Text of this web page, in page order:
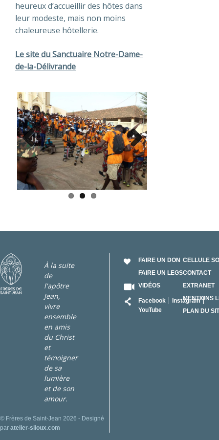
heureux d’accueillir des hôtes dans
leur modeste, mais non moins
chaleureuse hôtellerie.
Le site du Sanctuaire Notre-Dame-
de-la-Délivrande
Previous Next
À la suite
de
l'apôtre
Jean,
vivre
ensemble
en amis
du Christ
et
témoigner
de sa
lumière
et de son
amour.
© Frères de Saint-Jean 2026 - Designé
par atelier-siioux.com
FAIRE UN DON
FAIRE UN LEGS
VIDÉOS
Facebook
Instagram
YouTube
CELLULE
CONTACT
EXTRANET
MENTIONS
PLAN DU